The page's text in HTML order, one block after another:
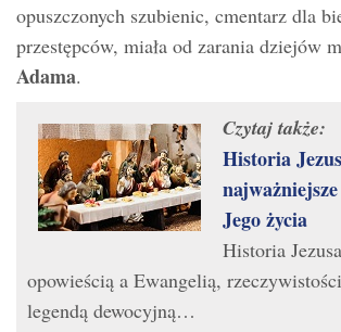
opuszczonych szubienic, cmentarz dla
przestępców, miała od zarania dziejów
Adama.
Czytaj także:
Historia
Jego życia
Historia
opowieścią a Ewangelią,
legendą dewocyjną…